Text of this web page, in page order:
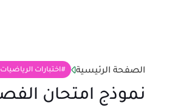
الصفحة الرئيسية اختبارات الرياضيات 03 ابتدائي